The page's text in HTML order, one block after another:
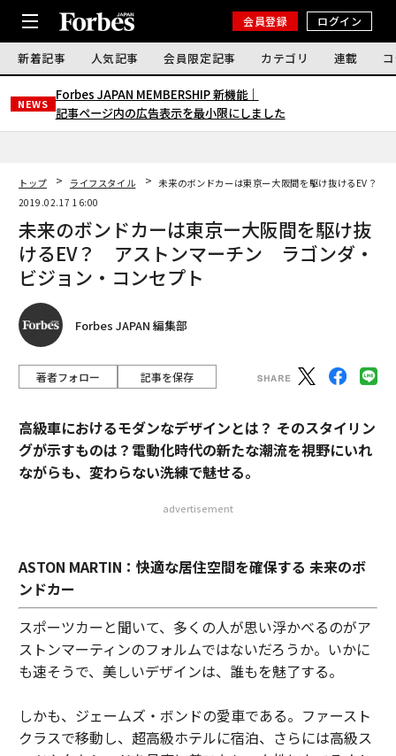
会員登録 ログイン
新着記事 人気記事 会員限定記事 カテゴリ 連載
NEWS
Forbes JAPAN MEMBERSHIP 新機能｜
記事ページ内の広告表示を最小限にしました
トップ ライフスタイル
未来のボンドカーは東京ー大阪間を駆け抜けるEV？
2019.02.17 16:00
未来のボンドカーは東京ー大阪間を駆け抜
けるEV？ アストンマーチン ラゴンダ・
ビジョン・コンセプト
Forbes JAPAN 編集部
著者フォロー 記事を保存
高級車におけるモダンなデザインとは？ そのスタイリン
グが示すものは？電動化時代の新たな潮流を視野にいれ
ながらも、変わらない洗練で魅せる。
advertisement
ASTON MARTIN：快適な居住空間を確保する 未来のボ
ンドカー
スポーツカーと聞いて、多くの人が思い浮かべるのがア
ストンマーティンのフォルムではないだろうか。いかに
も速そうで、美しいデザインは、誰もを魅了する。
しかも、ジェームズ・ボンドの愛車である。ファースト
クラスで移動し、超高級ホテルに宿泊、さらには高級ス